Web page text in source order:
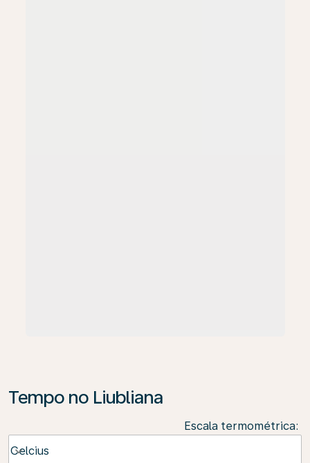
Tempo no Liubliana
Escala termométrica:
Celcius
keyboard_arrow_down